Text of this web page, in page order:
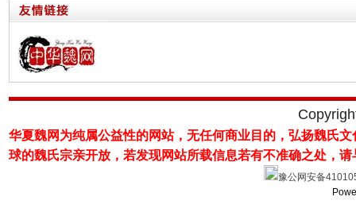
华夏魏网为纯属公益性的网站，无任何商业目的，弘扬魏氏
球的魏氏宗亲开放，若发现网站所载信息若有不准确之处，
豫公网安备